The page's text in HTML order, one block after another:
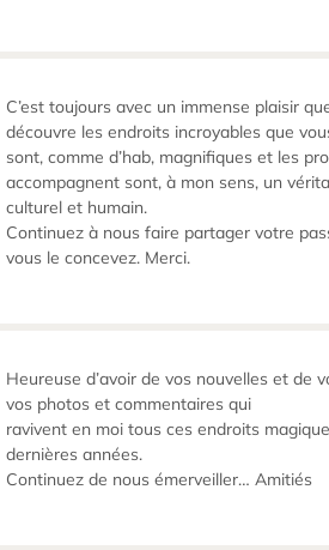
C’est toujours avec un immense plaisir
découvre les endroits incroyables que
sont, comme d’hab, magnifiques et les
accompagnent sont, à mon sens, un
culturel et humain.
Continuez à nous faire partager votre
vous le concevez. Merci.
Heureuse d’avoir de vos nouvelles et de
vos photos et commentaires qui
ravivent en moi tous ces endroits
dernières années.
Continuez de nous émerveiller… Amitiés